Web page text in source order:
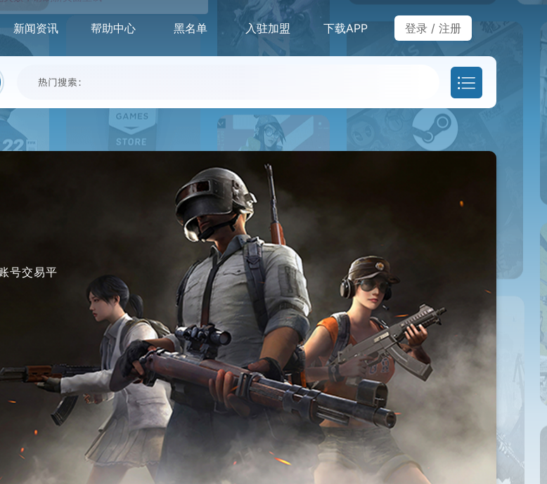
新闻资讯 帮助中心 黑名单 入驻加盟 下载APP 登录 / 注册
热门搜索：
号交易平
失败，请刷新页面重试